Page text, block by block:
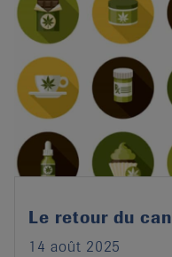
Le retour du
14 août 2025